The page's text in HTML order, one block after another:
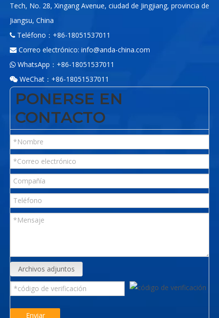
Tech, No. 28, Xingang Avenue, ciudad de Jingjiang, provincia de
Jiangsu, China
 Teléfono：+86-18051537011
 Correo electrónico: info@anda-china.com
 WhatsApp：+86-18051537011
 WeChat：+86-18051537011
PONERSE EN
CONTACTO
Archivos adjuntos
Enviar